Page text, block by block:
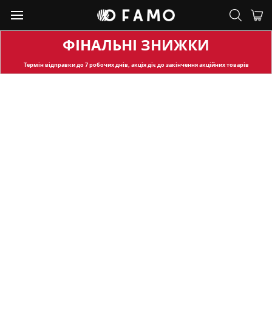
ФІНАЛЬНІ ЗНИЖКИ
Термін відправкидо 7 робочих днів, акція діє до закінчення акційних товарів